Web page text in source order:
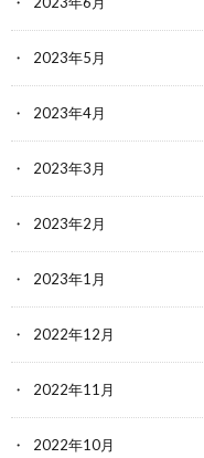
2023年5月
2023年4月
2023年3月
2023年2月
2023年1月
2022年12月
2022年11月
2022年10月